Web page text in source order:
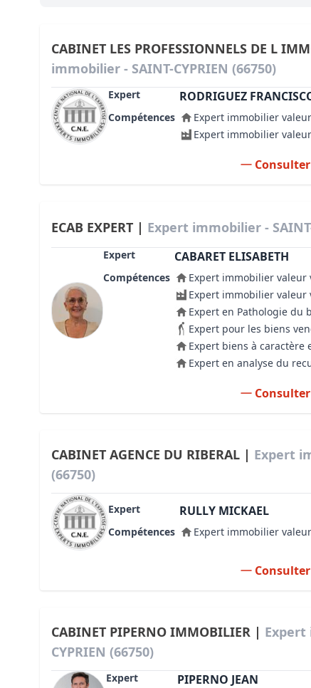
Règles d’urbanisme
Pathologies des bâtiments
Lecture et compréhension d’un
Droit de l'environnement et de
Estimer le droit au bail
CABINET LES PROFESSIONNELS DE L
immobilier - SAINT-CYPRIEN (66750)
Expert RODRIGUEZ
Compétences
Expert immobilier
Expert immobilier
ECAB EXPERT | Expert immobilier -
Expert CABARET ELISABETH
Compétences
Expert immobilier
Expert immobilier
Expert en Pathologie du
Expert pour les biens
Expert biens à caractère
Expert en analyse du
CABINET AGENCE DU RIBERAL | Expert
(66750)
Expert RULLY MICKAEL
Compétences Expert immobilier
CABINET PIPERNO IMMOBILIER | Expert
CYPRIEN (66750)
Expert PIPERNO JEAN